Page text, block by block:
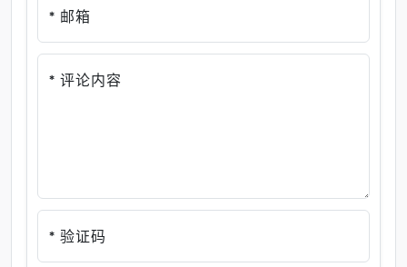
* 邮箱
* 评论内容
* 验证码